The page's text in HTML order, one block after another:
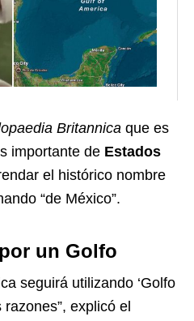
Britannica que es
importante de Estados
el histórico nombre
“de México”.
un Golfo
seguirá utilizando ‘Golfo
explicó el